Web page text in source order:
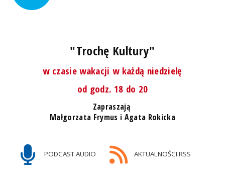
"Trochę Kultury"
w czasie wakacji w każdą niedzielę
od godz. 18 do 20
Zapraszają
Małgorzata Frymus i Agata Rokicka
PODCAST AUDIO AKTUALNOŚCI RSS